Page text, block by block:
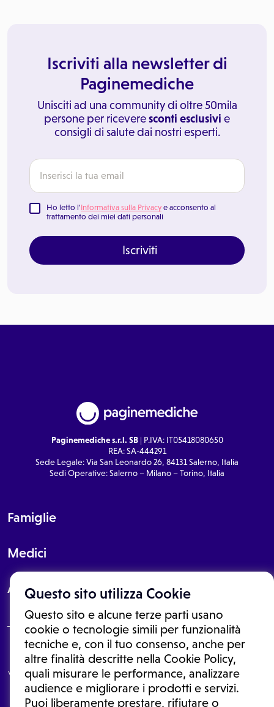
Questo sito utilizza Cookie
Questo sito e alcune terze parti usano
cookie o tecnologie simili per funzionalità
tecniche e, con il tuo consenso, anche per
altre finalità descritte nella Cookie Policy,
quali misurare le performance, analizzare
audience e migliorare i prodotti e servizi.
Puoi liberamente prestare, rifiutare o
Iscriviti alla newsletter di
Paginemediche
Unisciti ad una community di oltre 50mila
persone per riceveresconti esclusivi e
consigli di salute dai nostri esperti.
Ho letto l'Informativa sulla Privacy e acconsento al
trattamento dei miei dati personali
Iscriviti
Paginemediche s.r.l. SB| P.IVA: IT05418080650
REA: SA-444291
Sede Legale: Via San Leonardo 26, 84131 Salerno, Italia
Sedi Operative: Salerno – Milano – Torino, Italia
Famiglie
Medici
About
Le informazioni proposte in questo sito non sono un consulto medico.
In nessun caso, queste informazioni sostituiscono un consulto, una
visita o una diagnosi formulata dal medico. Non si devono considerare
le informazioni disponibili come suggerimenti per la formulazione di
una diagnosi, la determinazione di un trattamento o l'assunzione o
sospensione di un farmaco senza prima consultare un medico di